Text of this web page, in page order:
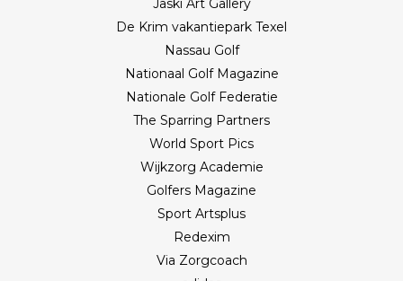
De Krim vakantiepark Texel
Nassau Golf
Nationaal Golf Magazine
Nationale Golf Federatie
The Sparring Partners
World Sport Pics
Wijkzorg Academie
Golfers Magazine
Sport Artsplus
Redexim
Via Zorgcoach